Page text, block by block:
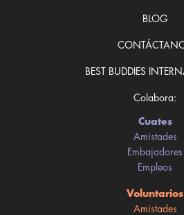
BLOG
BEST BUDDIES
Colabora:
Cuates
Amistades
Embajadores
Empleos
Voluntarios
Amistades